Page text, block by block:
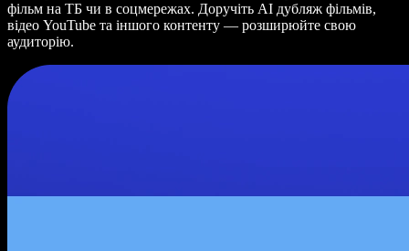
фільм на ТБ чи в соцмережах. Доручіть AI дубляж фільмів,
відео YouTube та іншого контенту — розширюйте свою
аудиторію.